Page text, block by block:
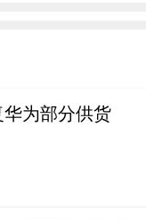
华为部分供货